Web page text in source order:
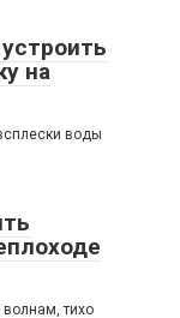
на
воды
волнам, тихо